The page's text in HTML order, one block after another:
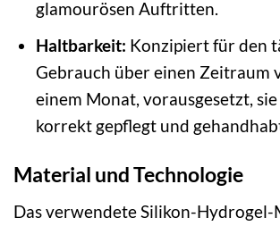
glamourösen Auftritten.
Haltbarkeit: Konzipiert für den
Gebrauch über einen Zeitraum
einem Monat, vorausgesetzt,
korrekt gepflegt und
Material und Technologie
Das verwendete Silikon-